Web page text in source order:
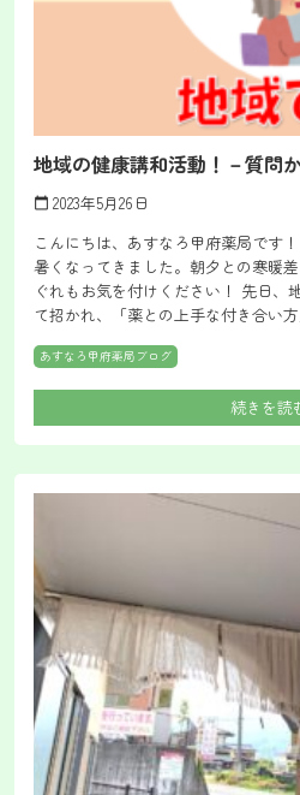
地域の健康講和活動！－質問
calendar_today 2023年5月26日
こんにちは、あすなろ甲府薬局です
暑くなってきました。朝夕との寒暖
ぐれもお気を付けください！ 先日、
て招かれ、「薬との上手な付き合い
あすなろ甲府薬局ブログ
続きを読